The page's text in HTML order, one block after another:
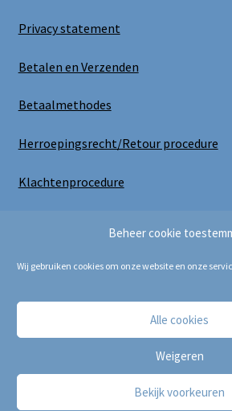
Beheer cookie
Wij gebruiken cookies om onze website en onze
Alle cookies
Weigeren
Bekijk voorkeuren
Privacy statement
Betalen en Verzenden
Betaalmethodes
Herroepingsrecht/Retour procedure
Klachtenprocedure
Copyright Bij Cora 2025